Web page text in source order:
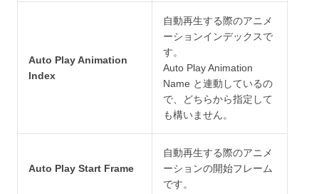
Auto Play Animation
Index
自動再生する際のアニメ
ーションインデックスで
す。
Auto Play Animation
Name と連動しているの
で、どちらから指定して
も構いません。
Auto Play Start Frame
自動再生する際のアニメ
ーションの開始フレーム
です。